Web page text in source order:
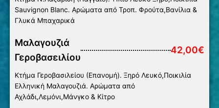
Sauvignon Βlanc. Αρώματα από Τροπ. Φρούτα,Βανίλια &
Γλυκά Μπαχαρικά
Μαλαγουζιά
Γεροβασειλίου
42,00€
Κτήμα Γεροβασιλείου (Επανομή). Ξηρό Λευκό,Ποικιλία
Ελληνική Μαλαγουζιά. Αρώματα από
Αχλάδι,Λεμόνι,Μάνγκο & Κίτρο